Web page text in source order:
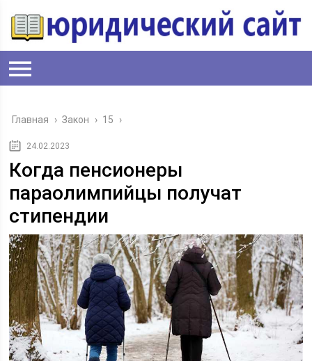
Главная › Закон › 15 ›
24.02.2023
Когда пенсионеры
параолимпийцы получат
стипендии